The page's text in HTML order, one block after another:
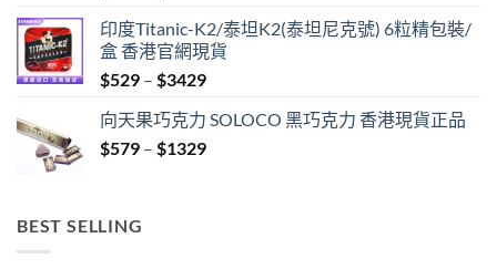
$459
through
$1329
印度Titanic-K2/泰坦K2(泰坦尼克號) 6粒精包裝/
盒 香港官網現貨
$529 – $3429Price
$529
through
向天果巧克力 SOLOCO 黑巧克力 香港現貨正品
$579 – $1329Price
BEST SELLING